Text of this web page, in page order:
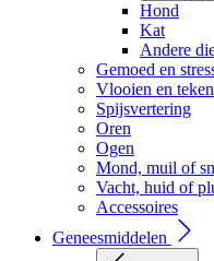
Hond
Kat
Andere
Gemoed en
Vlooien en teken
Spijsvertering
Oren
Ogen
Mond, muil of
Vacht, huid of
Accessoires
Geneesmiddelen